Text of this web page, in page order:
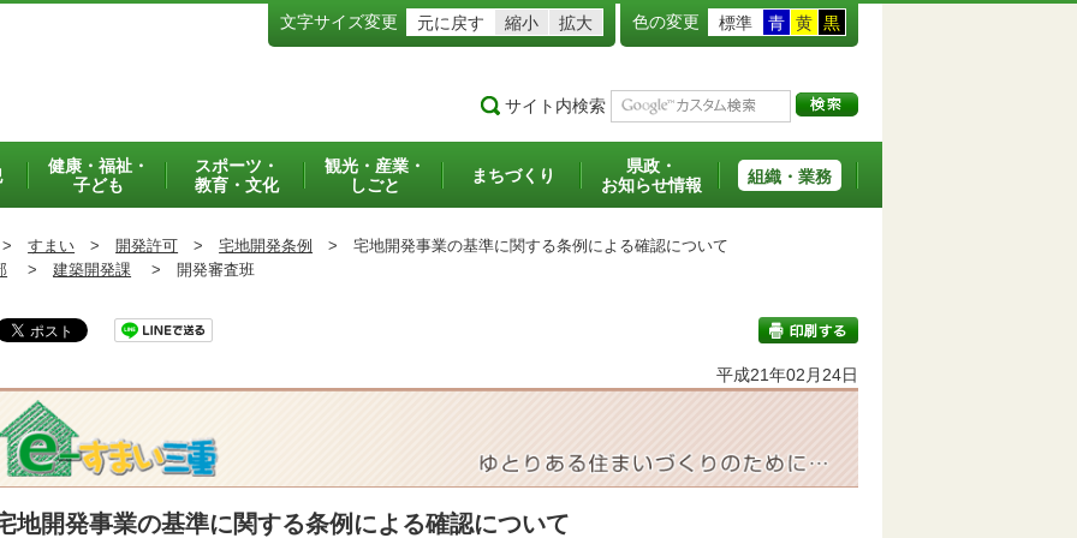
文字サイズ変更 元に戻す 縮小 拡大 色の変更 標準 青 黄 黒
サイト内検索
健康・福祉・
子ども
スポーツ・
教育・文化
観光・産業・
しごと
まちづくり
県政・
お知らせ情報
組織・業務
すまい > 開発許可 > 宅地開発条例 > 宅地開発事業の基準に関する条例による確認について
> 建築開発課 > 開発審査班
平成21年02月24日
地開発事業の基準に関する条例による確認について